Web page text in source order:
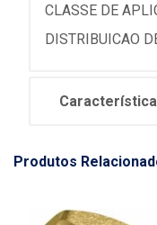
CLASSE DE
DISTRIBUICAO
Produtos